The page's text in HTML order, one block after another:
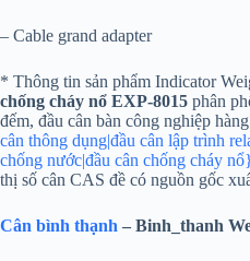
– Cable grand adapter
* Thông tin sản phẩm Indicator
chống cháy nổ EXP-8015 phân
đếm, đầu cân bàn công nghiệp
cân thông dụng|đầu cân lập trình
chống nước|đầu cân chống cháy
thị số cân CAS đề có nguồn gốc
Cân bình thạnh – Binh_thanh